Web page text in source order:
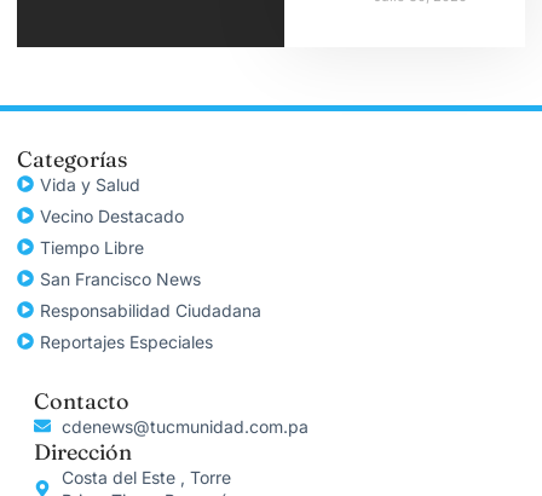
Categorías
Vida y Salud
Vecino Destacado
Tiempo Libre
San Francisco News
Responsabilidad Ciudadana
Reportajes Especiales
Contacto
cdenews@tucmunidad.com.pa
Dirección
Costa del Este , Torre